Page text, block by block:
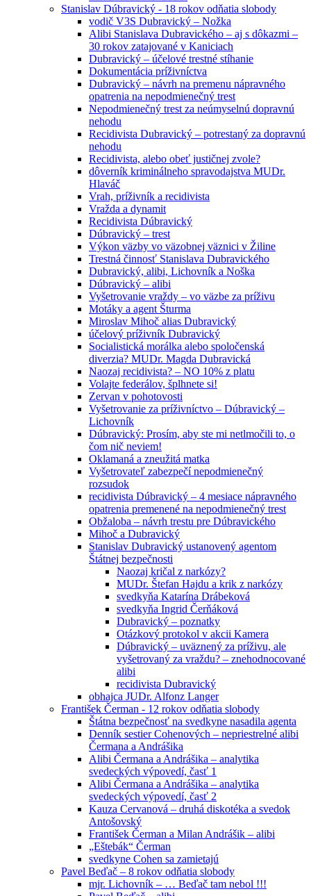
Stanislav Dúbravický - 18 rokov odňatia slobody
vodič V3S Dubravický – Nožka
Alibi Stanislava Dubravického – aj s dôkazmi –
30 rokov zatajované v Kaniciach
Dubravický – účelové trestné stíhanie
Dokumentácia príživníctva
Dubravický – návrh na premenu nápravného
opatrenia na nepodmienečný trest
Nepodmienečný trest za neúmyselnú dopravnú
nehodu
Recidivista Dubravický – potrestaný za dopravnú
nehodu
Recidivista, alebo obeť justičnej zvole?
dôverník kriminálneho spravodajstva MUDr.
Hlaváč
Vrah, príživník a recidivista
Vražda a dynamit
Recidivista Dúbravický
Dúbravický – trest
Výkon väzby vo väzobnej väznici v Žiline
Trestná činnosť Stanislava Dubravického
Dubravický, alibi, Lichovník a Noška
Dúbravický – alibi
Vyšetrovanie vraždy – vo väzbe za príživu
Motáky a agent Šturma
Miroslav Mihoč alias Dubravický
účelový príživník Dubravický
Socialistická morálka alebo spoločenská
diverzia? MUDr. Magda Dubravická
Naozaj recidivista? – NO 10% z platu
Volajte federálov, šplhnete si!
Zervan v pohotovosti
Vyšetrovanie za príživníctvo – Dúbravický –
Lichovník
Dúbravický: Prosím, aby ste mi netlmočili to, o
čom nič neviem!
Oklamaná a zneužitá matka
Vyšetrovateľ zabezpečí nepodmienečný
rozsudok
recidivista Dúbravický – 4 mesiace nápravného
opatrenia premenené na nepodmienečný trest
Obžaloba – návrh trestu pre Dúbravického
Mihoč a Dubravický
Stanislav Dubravický ustanovený agentom
Štátnej bezpečnosti
Naozaj kričal z narkózy?
MUDr. Štefan Hajdu a krik z narkózy
svedkyňa Katarína Drábeková
svedkyňa Ingrid Čerňáková
Dubravický – poznatky
Otázkový protokol v akcii Kamera
Dúbravický – uväznený za príživu, ale
vyšetrovaný za vraždu? – znehodnocované
alibi
recidivista Dubravický
obhajca JUDr. Alfonz Langer
František Čerman - 12 rokov odňatia slobody
Štátna bezpečnosť na svedkyne nasadila agenta
Denník sestier Cohenových – nepriestrelné alibi
Čermana a Andrášika
Alibi Čermana a Andrášika – analytika
svedeckých výpovedí, časť 1
Alibi Čermana a Andrášika – analytika
svedeckých výpovedí, časť 2
Kauza Cervanová – druhá diskotéka a svedok
Antošovský
František Čerman a Milan Andrášik – alibi
„Eštebák“ Čerman
svedkyne Cohen sa zamietajú
Pavel Beďač – 8 rokov odňatia slobody
mjr. Lichovník – … Beďač tam nebol !!!